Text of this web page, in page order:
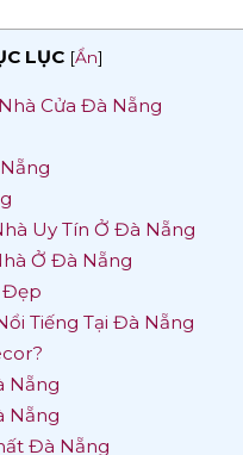
LỤC [Ẩn]
Cửa Đà Nẵng
Uy Tín Ở Đà Nẵng
Ở Đà Nẵng
Đẹp
Tiếng Tại Đà Nẵng
Nẵng
Nẵng
Đà Nẵng